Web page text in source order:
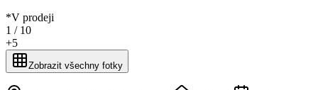
*V prodeji
1 / 10
+5
Zobrazit všechny fotky